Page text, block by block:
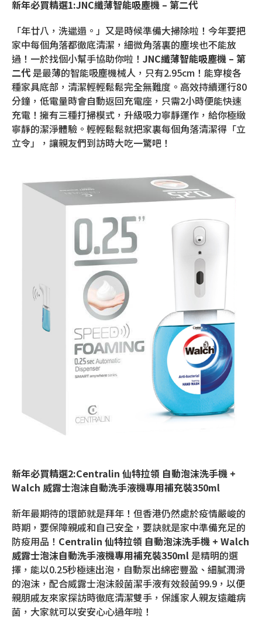
新年必買精選1:JNC纖薄智能吸塵機 – 第二代
「年廿八，洗邋遢。」又是時候準備大掃除啦！今年要把
家中每個角落都徹底清潔，細微角落裏的塵埃也不能放
過！一於找個小幫手協助你啦！ JNC纖薄智能吸塵機 – 第
二代 是最薄的智能吸塵機械人，只有2.95cm！能穿梭各
種家具底部，清潔輕輕鬆鬆完全無難度。高效持續運行80
分鐘，低電量時會自動返回充電座，只需2小時便能快速
充電！擁有三種打掃模式，升級吸力寧靜運作，給你極緻
寧靜的潔淨體驗。輕輕鬆鬆就把家裏每個角落清潔得「立
立令」，讓親友們到訪時大吃一驚吧！
新年必買精選2:Centralin 仙特拉領 自動泡沫洗手機 +
Walch 威露士泡沫自動洗手液機專用補充裝350ml
新年最期待的環節就是拜年！但香港仍然處於疫情嚴峻的
時期，要保障親戚和自己安全，要訣就是家中準備充足的
防疫用品！ Centralin 仙特拉領 自動泡沫洗手機 + Walch
威露士泡沫自動洗手液機專用補充裝350ml是精明的選
擇，能以0.25秒極速出泡，自動泵出綿密豐盈、細膩潤滑
的泡沫，配合威露士泡沫殺菌潔手液有效殺菌99.9，以便
親朋戚友來家探訪時徹底清潔雙手，保護家人親友遠離病
菌，大家就可以安安心心過年啦！